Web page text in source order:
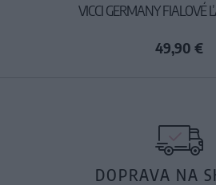
VICCI GERMANY FIALOVÉ
49,90 €
DOPRAVA NA